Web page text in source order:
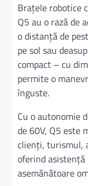
Brațele robotice
Q5 au o rază de
o distanță de
pe sol sau
compact – cu
permite o
înguste.
Cu o autonomie
de 60V, Q5 este
clienți, turismul,
oferind
asemănătoare